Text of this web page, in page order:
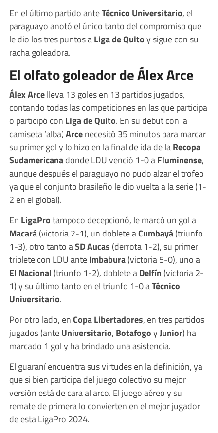
En el último partido anteTécnico Universitario, el
paraguayo anotó el único tanto del compromiso que
le dio los tres puntos aLiga de Quitoy sigue con su
racha goleadora.
El olfato goleador de Álex Arce
Álex Arcelleva 13 goles en 13 partidos jugados,
contando todas las competiciones en las que participa
o participó con Liga de Quito. En su debut con la
camiseta ‘alba’,Arcenecesitó 35 minutos para marcar
su primer gol y lo hizo en la final de ida de laRecopa
Sudamericanadonde LDU venció 1-0 aFluminense,
aunque después el paraguayo no pudo alzar el trofeo
ya que el conjunto brasileño le dio vuelta a la serie (1-
2 en el global).
En LigaProtampoco decepcionó, le marcó un gol a
Macará(victoria 2-1), un doblete aCumbayá(triunfo
1-3), otro tanto aSD Aucas (derrota 1-2), su primer
triplete con LDU anteImbabura(victoria 5-0), uno a
El Nacional (triunfo 1-2), doblete aDelfín (victoria 2-
1) y su último tanto en el triunfo 1-0 aTécnico
Universitario.
Por otro lado, enCopa Libertadores, en tres partidos
jugados (anteUniversitario, BotafogoyJunior) ha
marcado 1 gol y ha brindado una asistencia.
El guaraní encuentra sus virtudes en la definición, ya
que si bien participa del juego colectivo su mejor
versión está de cara al arco. El juego aéreo y su
remate de primera lo convierten en el mejor jugador
de esta LigaPro 2024.